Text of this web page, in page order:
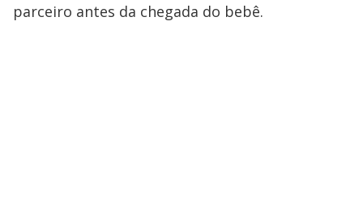
parceiro antes da chegada do bebê.